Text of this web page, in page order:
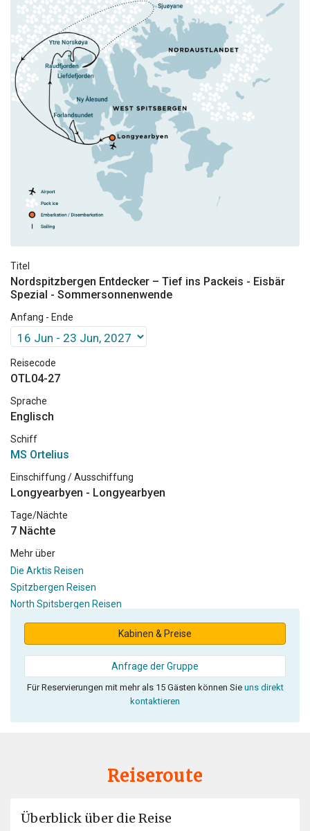
Titel
Nordspitzbergen Entdecker – Tief ins Packeis - Eisbär
Spezial - Sommersonnenwende
Anfang - Ende
Reisecode
OTL04-27
Sprache
Englisch
Schiff
MS Ortelius
Einschiffung / Ausschiffung
Longyearbyen - Longyearbyen
Tage/Nächte
7 Nächte
Mehr über
Die Arktis Reisen
Spitzbergen Reisen
North Spitsbergen Reisen
Kabinen & Preise
Anfrage der Gruppe
Für Reservierungen mit mehr als 15 Gästen können Sie uns direkt
kontaktieren
Reiseroute
Überblick über die Reise